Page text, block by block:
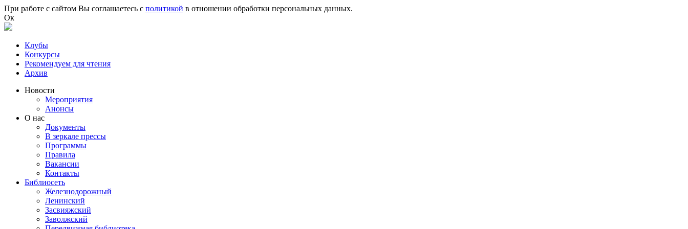
Перейти к основному содержанию
При работе с сайтом Вы соглашаетесь с политикой в отношении обработки персональных данных.
Ок
Клубы
Конкурсы
Рекомендуем для чтения
Архив
Новости
Мероприятия
Анонсы
О нас
Документы
В зеркале прессы
Программы
Правила
Вакансии
Контакты
Библиосеть
Железнодорожный
Ленинский
Засвияжский
Заволжский